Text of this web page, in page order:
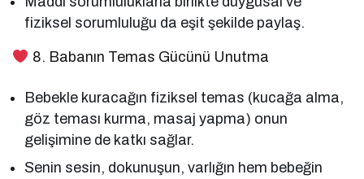
fiziksel sorumluluğu da eşit şekilde paylaş.
8. Babanın Temas Gücünü Unutma
Bebekle kuracağın fiziksel temas (kucağa alma,
göz teması kurma, masaj yapma) onun
gelişimine de katkı sağlar.
Senin sesin, dokunuşun, varlığın hem bebeğin